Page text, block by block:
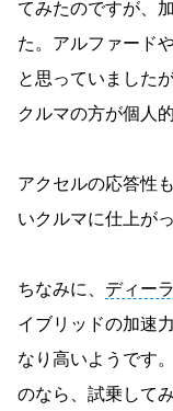
てみたのですが、
た。アルファード
と思っていました
クルマの方が個人
アクセルの応答性
いクルマに仕上が
ちなみに、 ディー
イブリッドの加速
なり高いようです
のなら、試乗して